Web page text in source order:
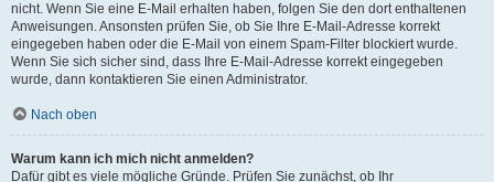
nicht. Wenn Sie eine E-Mail erhalten haben, folgen Sie den dort enthaltenen
Anweisungen. Ansonsten prüfen Sie, ob Sie Ihre E-Mail-Adresse korrekt
eingegeben haben oder die E-Mail von einem Spam-Filter blockiert wurde.
Wenn Sie sich sicher sind, dass Ihre E-Mail-Adresse korrekt eingegeben
wurde, dann kontaktieren Sie einen Administrator.
Nach oben
Warum kann ich mich nicht anmelden?
Dafür gibt es viele mögliche Gründe. Prüfen Sie zunächst, ob Ihr